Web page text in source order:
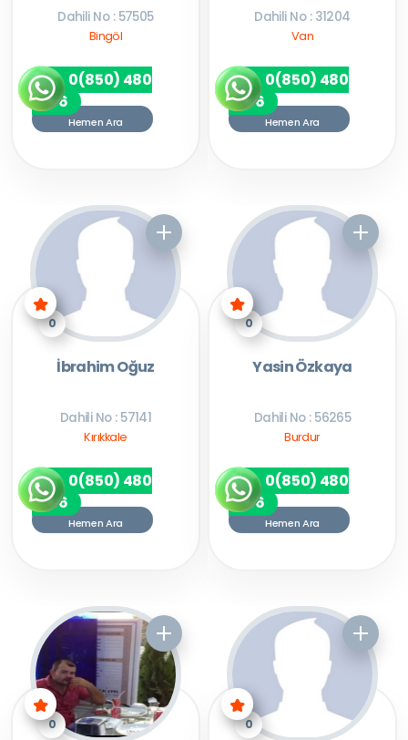
Dahili No : 57505
Bingöl
0(850) 480
7256
Hemen Ara
Dahili No : 31204
Van
0(850) 480
7256
Hemen Ara
0
İbrahim Oğuz
Dahili No : 57141
Kırıkkale
0(850) 480
7256
Hemen Ara
0
Yasin Özkaya
Dahili No : 56265
Burdur
0(850) 480
7256
Hemen Ara
0 0